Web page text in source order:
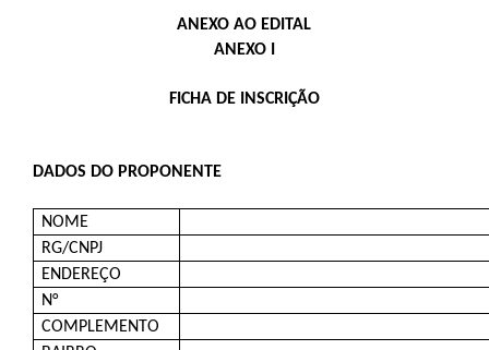
ANEXO AO EDITAL
ANEXO I
FICHA DE INSCRIÇÃO
DADOS DO PROPONENTE
NOME
RG/CNPJ
ENDEREÇO
N°
COMPLEMENTO